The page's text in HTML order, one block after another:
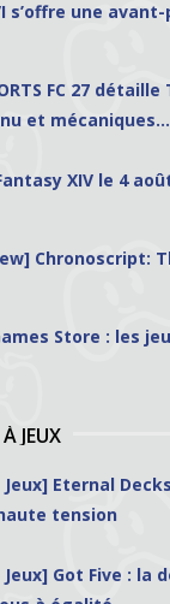
s’offre une
FC 27
et mécaniques…
XIV le 4
Chronoscript:
Store : les
JEUX
Jeux] Eternal
tension
Jeux] Got Five : la